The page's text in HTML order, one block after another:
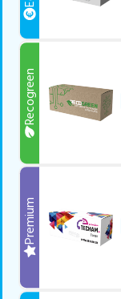
Recogreen
Premium